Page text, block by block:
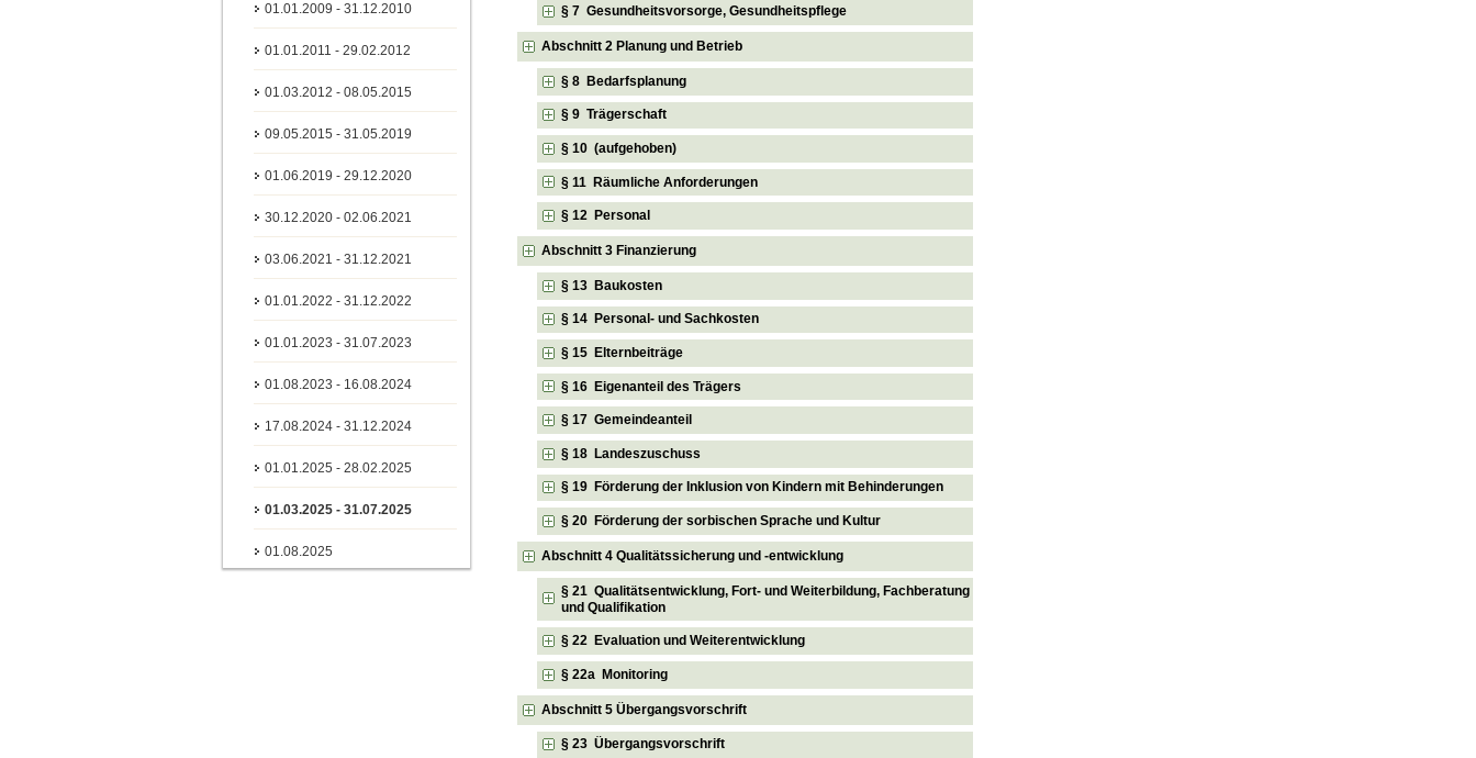
01.01.2009 - 31.12.2010
01.01.2011 - 29.02.2012
01.03.2012 - 08.05.2015
09.05.2015 - 31.05.2019
01.06.2019 - 29.12.2020
30.12.2020 - 02.06.2021
03.06.2021 - 31.12.2021
01.01.2022 - 31.12.2022
01.01.2023 - 31.07.2023
01.08.2023 - 16.08.2024
17.08.2024 - 31.12.2024
01.01.2025 - 28.02.2025
01.03.2025 - 31.07.2025
01.08.2025
§ 7 Gesundheitsvorsorge, Gesundheitspflege
Abschnitt 2 Planung und Betrieb
§ 8 Bedarfsplanung
§ 9 Trägerschaft
§ 10 (aufgehoben)
§ 11 Räumliche Anforderungen
§ 12 Personal
Abschnitt 3 Finanzierung
§ 13 Baukosten
§ 14 Personal- und Sachkosten
§ 15 Elternbeiträge
§ 16 Eigenanteil des Trägers
§ 17 Gemeindeanteil
§ 18 Landeszuschuss
§ 19 Förderung der Inklusion von Kindern mit Behinderungen
§ 20 Förderung der sorbischen Sprache und Kultur
Abschnitt 4 Qualitätssicherung und -entwicklung
§ 21 Qualitätsentwicklung, Fort- und Weiterbildung, Fachberatung
und Qualifikation
§ 22 Evaluation und Weiterentwicklung
§ 22a Monitoring
Abschnitt 5 Übergangsvorschrift
§ 23 Übergangsvorschrift